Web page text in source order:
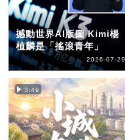
撼動世界AI版圖 Kimi楊
植麟是「搖滾青年」
2026-07-29
3:49